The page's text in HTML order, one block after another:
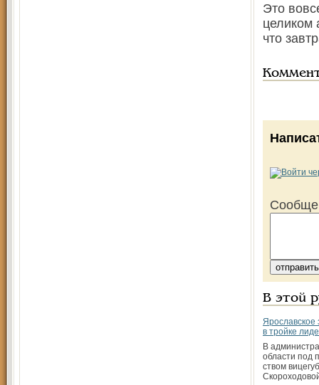
Это
целиком
что
В этой
Ярославское
в тройке
В
области под
ством